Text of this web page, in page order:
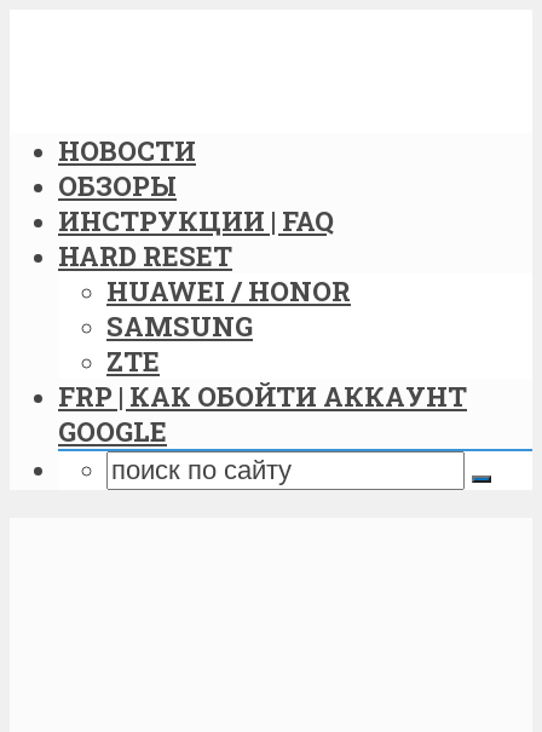
НОВОСТИ
ОБЗОРЫ
ИНСТРУКЦИИ | FAQ
HARD RESET
HUAWEI / HONOR
SAMSUNG
ZTE
FRP | КАК ОБОЙТИ АККАУНТ
GOOGLE